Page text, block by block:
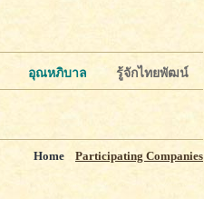
รู้จักไทยพัฒน์
อุณหภิบาล
Home Participating Companies